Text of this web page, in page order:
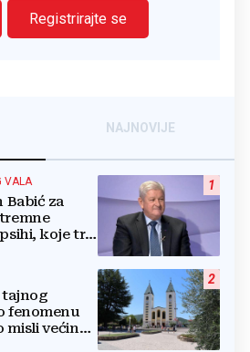
Registrirajte se
NAJNOVIJE
1
VALA
Babić za
koje tri
2
fenomenu
misli većina